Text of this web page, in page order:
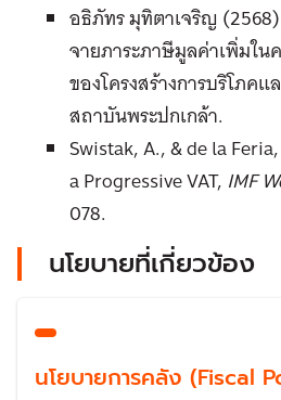
อธิภัทร มุทิตาเจริญ
จายภาระภาษีมูลค่าเพิ่มใน
ของโครงสร้างการบริโภค
สถาบันพระปกเกล้า.
Swistak, A., & de la
a Progressive VAT, IMF
078.
นโยบายที่เกี่ยวข้อง
นโยบายการคลัง (Fiscal